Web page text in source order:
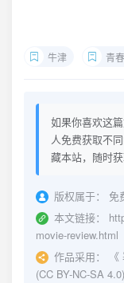
牛津 青
如果你喜欢这
人免费获取不
藏本站，随时
版权属于：
免
本文链接：
movie-review.html
作品采用：
《
(CC BY-NC-SA 4.0)